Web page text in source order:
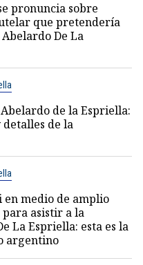
pronuncia sobre
que pretendería
De La
de la Espriella:
de la
en medio de amplio
asistir a la
La Espriella: esta es la
argentino